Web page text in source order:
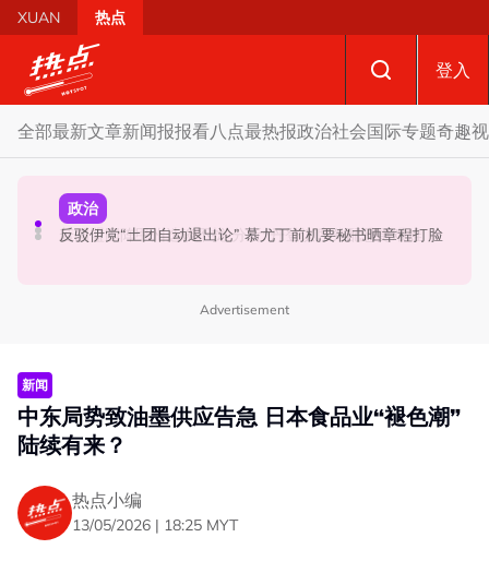
Skip to main content
XUAN 热点
登入
全部最新文章新闻报报看八点最热报政治社会国际专题奇趣
社会
机师涉运毒被捕 | 内阁下令强化机场安全防线 内政部、交
政治
若国盟国阵甲州选谈不拢 分析: 丹登议席分配恐更艰难
政治
反驳伊党“土团自动退出论” 慕尤丁前机要秘书晒章程打脸
Advertisement
新闻
中东局势致油墨供应告急 日本食品业“褪色潮”
陆续有来？
热点小编
13/05/2026 | 18:25 MYT